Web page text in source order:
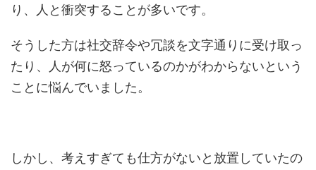
り、人と衝突することが多いです。
そうした方は社交辞令や冗談を文字通りに受け取っ
たり、人が何に怒っているのかがわからないという
ことに悩んでいました。
しかし、考えすぎても仕方がないと放置していたの